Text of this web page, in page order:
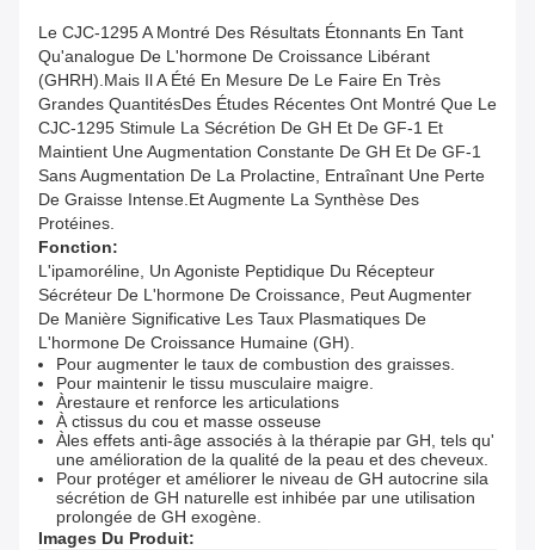
Le CJC-1295 A Montré Des Résultats Étonnants En Tant
Qu'analogue De L'hormone De Croissance Libérant
(GHRH).mais Il A Été En Mesure De Le Faire En Très
Grandes QuantitésDes Études Récentes Ont Montré Que Le
CJC-1295 Stimule La Sécrétion De GH Et De GF-1 Et
Maintient Une Augmentation Constante De GH Et De GF-1
Sans Augmentation De La Prolactine, Entraînant Une Perte
De Graisse Intense.et Augmente La Synthèse Des
Protéines.
Fonction:
L'ipamoréline, Un Agoniste Peptidique Du Récepteur
Sécréteur De L'hormone De Croissance, Peut Augmenter
De Manière Significative Les Taux Plasmatiques De
L'hormone De Croissance Humaine (GH).
Pour augmenter le taux de combustion des graisses.
Pour maintenir le tissu musculaire maigre.
Àrestaure et renforce les articulations
À ctissus du cou et masse osseuse
Àles effets anti-âge associés à la thérapie par GH, tels qu'
une amélioration de la qualité de la peau et des cheveux.
Pour protéger et améliorer le niveau de GH autocrine sila
sécrétion de GH naturelle est inhibée par une utilisation
prolongée de GH exogène.
Images Du Produit: